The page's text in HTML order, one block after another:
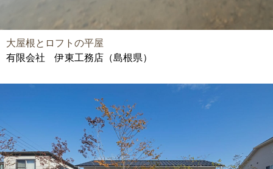
大屋根とロフトの平屋
有限会社 伊東工務店（島根県）